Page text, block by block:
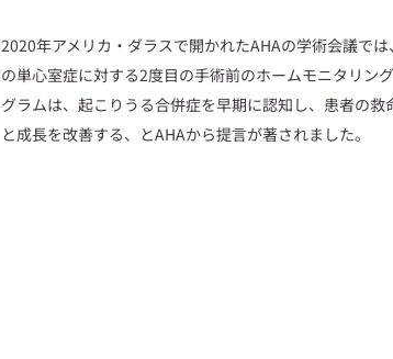
2020年アメリカ・ダラスで開かれたAHAの学術会議では
の単心室症に対する2度目の手術前のホームモニタリン
グラムは、起こりうる合併症を早期に認知し、患者の救
と成長を改善する、とAHAから提言が著されました。